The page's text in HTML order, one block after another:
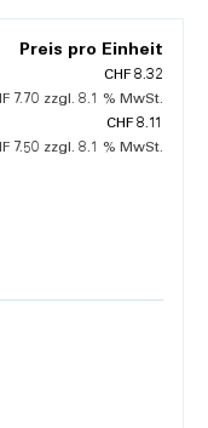
Preis pro Einheit
CHF 8.32
7.70 zzgl. 8.1 % MwSt.
CHF 8.11
7.50 zzgl. 8.1 % MwSt.
5 Sternen